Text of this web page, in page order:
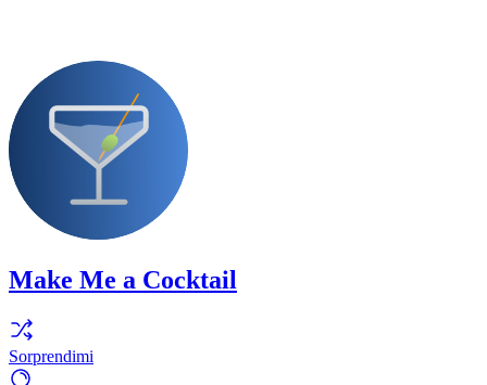
Make Me a Cocktail
Sorprendimi